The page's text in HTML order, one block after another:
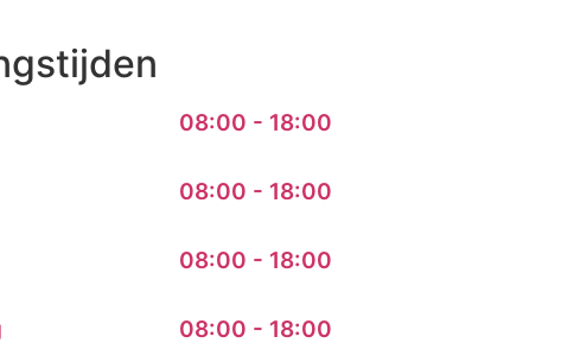
08:00 - 18:00
08:00 - 18:00
08:00 - 18:00
08:00 - 18:00